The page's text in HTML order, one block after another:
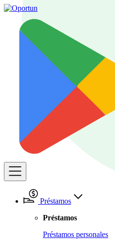
Préstamos
Préstamos
Préstamos personales